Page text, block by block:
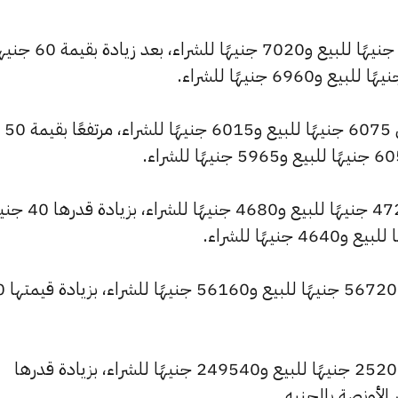
كما ارتفع سعر عيار 21 ليصل إلى 7090 جنيهًا
كما سجل سعر عيار 18 ارتفاعًا ليصل إلى 6075 جنيهًا للبيع و6015 جنيهًا للشراء، مرتفعًا بقيمة 50
كما شهد سعر عيار 14 ارتفاعًا
كما
وارتفع سعر الأونصة بالجنيه ليسجل 252025 جنيهًا للبيع و249540 جنيهًا للشراء، بزيادة قدرها